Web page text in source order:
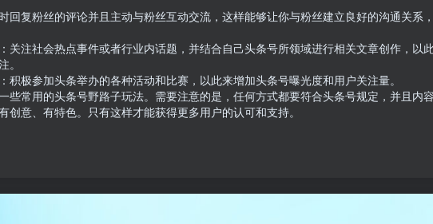
回复粉丝的评论并且主动与粉丝互动交流，这样能够让你与粉丝建立良好的沟通关系
关注社会热点事件或者行业内话题，并结合自己头条号所领域进行相关文章创作，以
。
积极参加头条举办的各种活动和比赛，以此来增加头条号曝光度和用户关注量。
些常用的头条号野路子玩法。需要注意的是，任何方式都要符合头条号规定，并且内
创意、有特色。只有这样才能获得更多用户的认可和支持。